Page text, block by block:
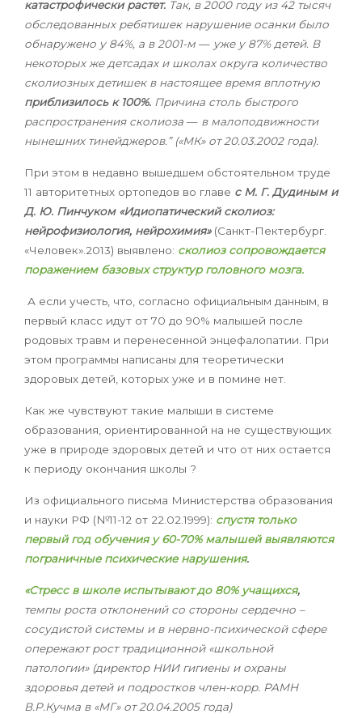
катастрофически растет. Так, в 2000 году из 42 тысяч
обследованных ребятишек нарушение осанки было
обнаружено у 84%, а в 2001-м — уже у 87% детей. В
некоторых же детсадах и школах округа количество
сколиозных детишек в настоящее время вплотную
приблизилось к 100%. Причина столь быстрого
распространения сколиоза — в малоподвижности
нынешних тинейджеров.” («МК» от 20.03.2002 года).
При этом в недавно вышедшем обстоятельном труде
11 авторитетных ортопедов во главе с М. Г. Дудиным и
Д. Ю. Пинчуком «Идиопатический сколиоз:
нейрофизиология, нейрохимия» (Санкт-Пектербург.
«Человек».2013) выявлено: сколиоз сопровождается
поражением базовых структур головного мозга.
А если учесть, что, согласно официальным данным, в
первый класс идут от 70 до 90% малышей после
родовых травм и перенесенной энцефалопатии. При
этом программы написаны для теоретически
здоровых детей, которых уже и в помине нет.
Как же чувствуют такие малыши в системе
образования, ориентированной на не существующих
уже в природе здоровых детей и что от них остается
к периоду окончания школы ?
Из официального письма Министерства образования
и науки РФ (№11-12 от 22.02.1999): спустя только
первый год обучения у 60-70% малышей выявляются
пограничные психические нарушения.
«Стресс в школе испытывают до 80% учащихся,
темпы роста отклонений со стороны сердечно –
сосудистой системы и в нервно-психической сфере
опережают рост традиционной «школьной
патологии» (директор НИИ гигиены и охраны
здоровья детей и подростков член-корр. РАМН
В.Р.Кучма в «МГ» от 20.04.2005 года)